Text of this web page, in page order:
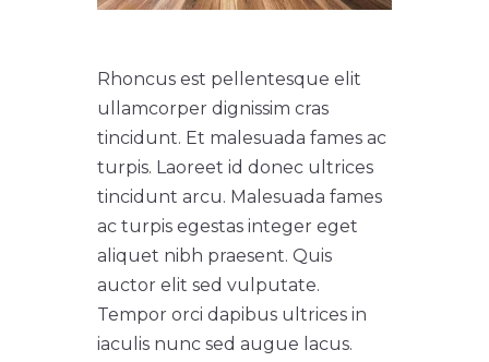
Rhoncus est pellentesque elit
ullamcorper dignissim cras
tincidunt. Et malesuada fames ac
turpis. Laoreet id donec ultrices
tincidunt arcu. Malesuada fames
ac turpis egestas integer eget
aliquet nibh praesent. Quis
auctor elit sed vulputate.
Tempor orci dapibus ultrices in
iaculis nunc sed augue lacus.